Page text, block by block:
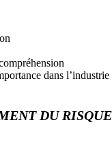
dans l’industrie
DU RISQUE